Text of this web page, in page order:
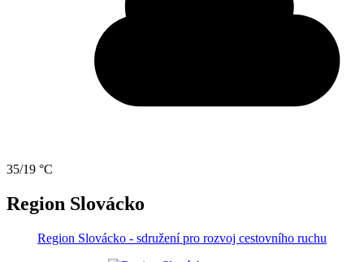
35/19 °C
Region Slovácko
Region Slovácko - sdružení pro rozvoj cestovního ruchu